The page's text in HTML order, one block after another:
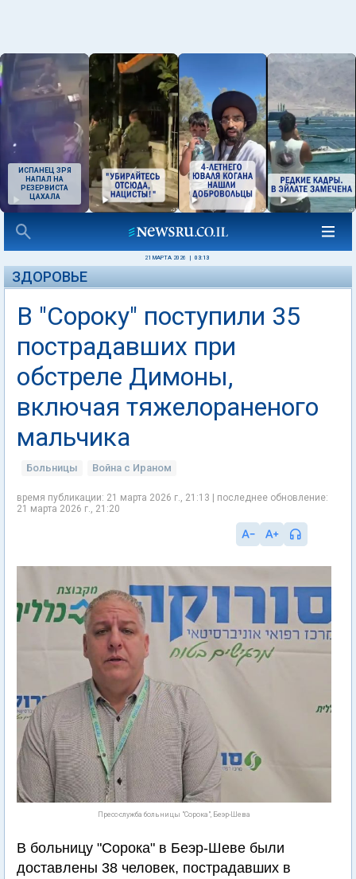
ИСПАНЕЦ ЗРЯ
НАПАЛ НА
РЕЗЕРВИСТА
ЦАХАЛА
21 МАРТА 2026 03:13
ЗДОРОВЬЕ
В "Сороку" поступили 35
пострадавших при
обстреле Димоны,
включая тяжелораненого
мальчика
Больницы Война с Ираном
время публикации: 21 марта 2026 г., 21:13 | последнее обновление:
21 марта 2026 г., 21:20
Пресс-служба больницы "Сорока", Беэр-Шева
В больницу "Сорока" в Беэр-Шеве были
доставлены 38 человек, пострадавших в